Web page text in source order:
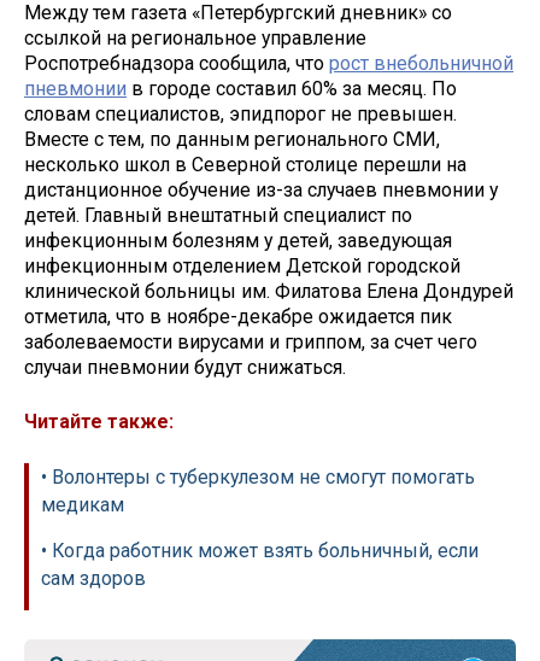
Между тем газета «Петербургский дневник» со
ссылкой на региональное управление
Роспотребнадзора сообщила, что рост внебольничной
пневмонии в городе составил 60% за месяц. По
словам специалистов, эпидпорог не превышен.
Вместе с тем, по данным регионального СМИ,
несколько школ в Северной столице перешли на
дистанционное обучение из-за случаев пневмонии у
детей. Главный внештатный специалист по
инфекционным болезням у детей, заведующая
инфекционным отделением Детской городской
клинической больницы им. Филатова Елена Дондурей
отметила, что в ноябре-декабре ожидается пик
заболеваемости вирусами и гриппом, за счет чего
случаи пневмонии будут снижаться.
Читайте также:
• Волонтеры с туберкулезом не смогут помогать
медикам
• Когда работник может взять больничный, если
сам здоров